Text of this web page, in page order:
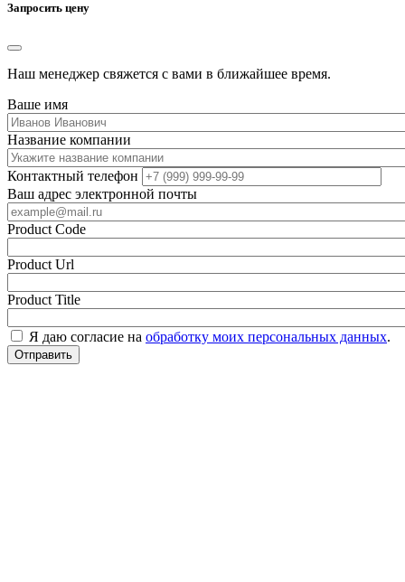
Запросить цену
Наш менеджер свяжется с вами в ближайшее время.
Ваше имя
Название компании
Контактный телефон
Ваш адрес электронной почты
Product Code
Product Url
Product Title
Я даю согласие на обработку моих персональных данных.
Отправить